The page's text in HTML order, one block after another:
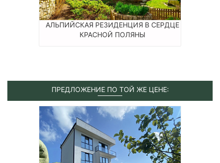
АЛЬПИЙСКАЯ РЕЗИДЕНЦИЯ В СЕРДЦЕ
КРАСНОЙ ПОЛЯНЫ
ПРЕДЛОЖЕНИЕ ПО ТОЙ ЖЕ ЦЕНЕ: